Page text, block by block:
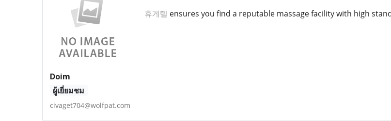
Doim
ผู้เยี่ยมชม
civaget704@wolfpat.com
휴게텔 ensures you find a reputable massage facility with high